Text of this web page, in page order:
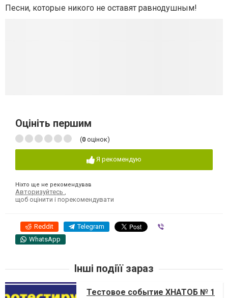
Песни, которые никого не оставят равнодушным!
Оцініть першим
(0 оцінок)
Я рекомендую
Ніхто ще не рекомендував
Авторизуйтесь ,
щоб оцінити і порекомендувати
Reddit Telegram
WhatsApp
Інші подіїї зараз
Тестовое событие ХНАТОБ № 1